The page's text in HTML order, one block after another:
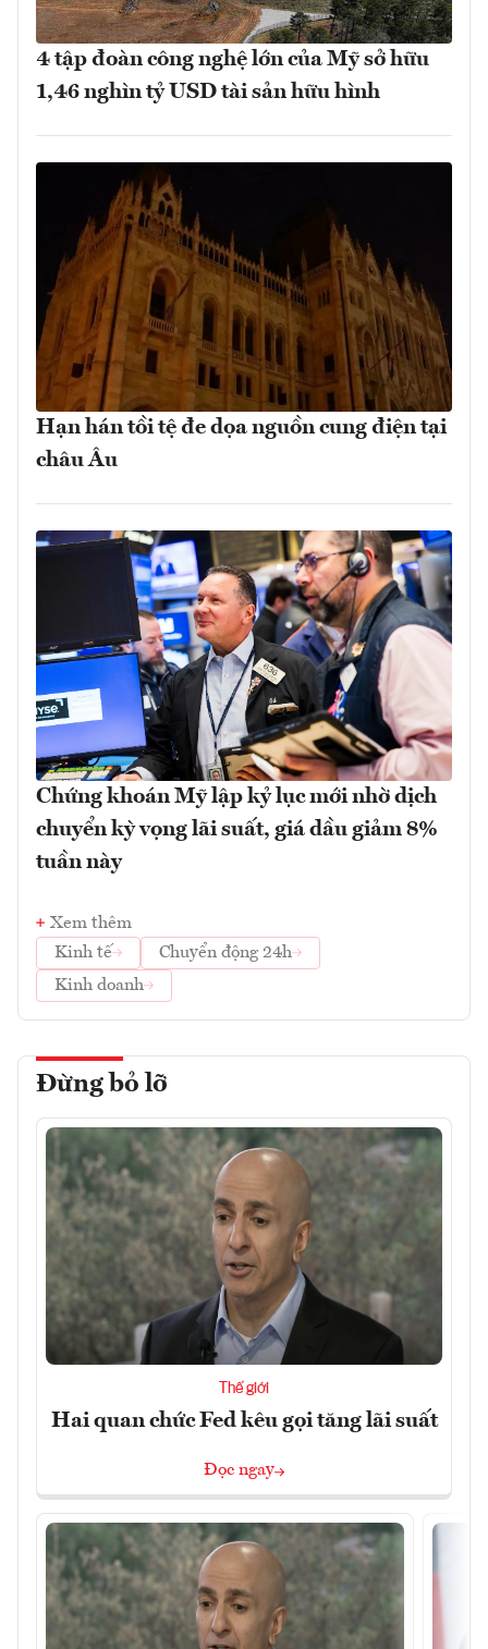
4 tập đoàn công nghệ lớn của Mỹ sở hữu
1,46 nghìn tỷ USD tài sản hữu hình
Hạn hán tồi tệ đe dọa nguồn cung điện tại
châu Âu
Chứng khoán Mỹ lập kỷ lục mới nhờ dịch
chuyển kỳ vọng lãi suất, giá dầu giảm 8%
tuần này
Xem thêm
Kinh tế
Chuyển động 24h
Kinh doanh
Đừng bỏ lỡ
Thế giới
Hai quan chức Fed kêu gọi tăng lãi suất
Đọc ngay